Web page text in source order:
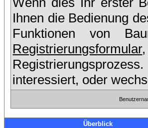
Ihnen die Bedienung
Funktionen von
Registrierungsformular
interessiert, oder
Überblick